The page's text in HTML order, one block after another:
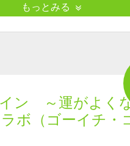
もっとみる
ン ～運がよく
ボ（ゴーイチ・